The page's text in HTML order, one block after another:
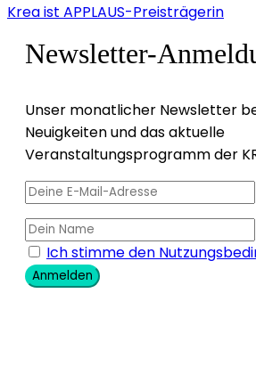
Krea ist APPLAUS-Preisträgerin
Newsletter-
Unser monatlicher Newsletter
Neuigkeiten und das aktuelle
Veranstaltungsprogramm der
Ich stimme den
Anmelden